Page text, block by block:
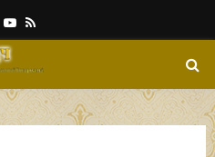
Youtube
Rss